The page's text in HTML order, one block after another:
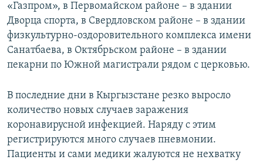
«Газпром», в Первомайском районе – в здании
Дворца спорта, в Свердловском районе – в здании
физкультурно-оздоровительного комплекса имени
Санатбаева, в Октябрьском районе – в здании
пекарни по Южной магистрали рядом с церковью.
В последние дни в Кыргызстане резко выросло
количество новых случаев заражения
коронавирусной инфекцией. Наряду с этим
регистрируются много случаев пневмонии.
Пациенты и сами медики жалуются не нехватку